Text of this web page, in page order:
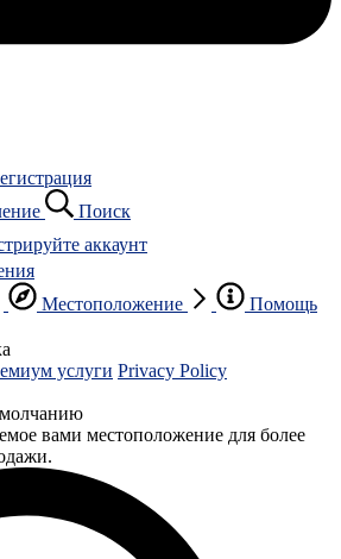
Поиск
аккаунт
Местоположение Помощь
услуги Privacy Policy
вами местоположение для более